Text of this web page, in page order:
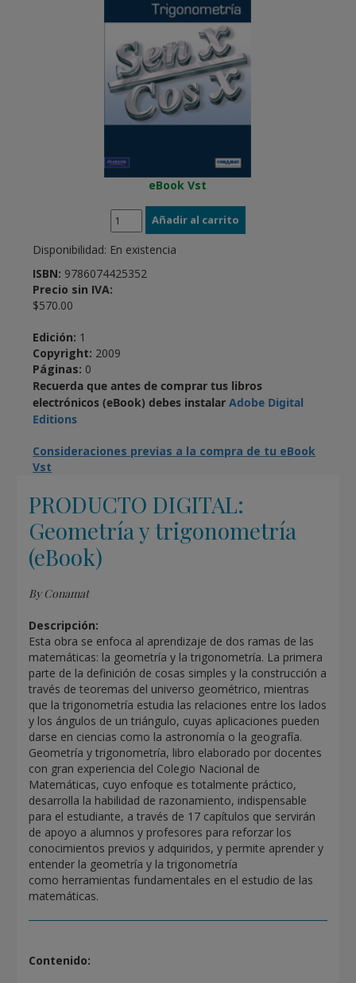
eBook Vst
Disponibilidad: En existencia
ISBN: 9786074425352
Precio sin IVA:
$570.00
Edición: 1
Copyright: 2009
Páginas: 0
Recuerda que antes de comprar tus libros
electrónicos (eBook) debes instalarAdobe Digital
Editions
Consideraciones previas a la compra de tu eBook
Vst
PRODUCTO DIGITAL:
Geometría y trigonometría
(eBook)
By Conamat
Descripción:
Esta obra se enfoca al aprendizaje de dos ramas de las
matemáticas: la geometría y la trigonometría. La primera
parte de la definición de cosas simples y la construcción a
través de teoremas del universo geométrico, mientras
que la trigonometría estudia las relaciones entre los lados
y los ángulos de un triángulo, cuyas aplicaciones pueden
darse en ciencias como la astronomía o la geografía.
Geometría y trigonometría, libro elaborado por docentes
con gran experiencia del Colegio Nacional de
Matemáticas, cuyo enfoque es totalmente práctico,
desarrolla la habilidad de razonamiento, indispensable
para el estudiante, a través de 17 capítulos que servirán
de apoyo a alumnos y profesores para reforzar los
conocimientos previos y adquiridos, y permite aprender y
entender la geometría y la trigonometría
como herramientas fundamentales en el estudio de las
matemáticas.
Contenido: